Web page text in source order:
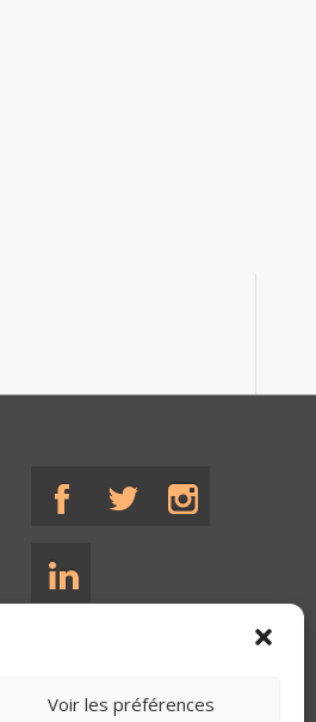
Voir les préférences